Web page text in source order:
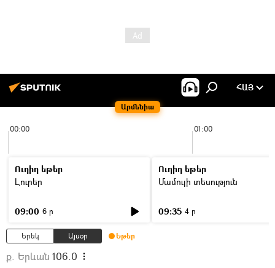
Արմենիա
ՀԱՅ
00:00 01:00
Ուղիղ եթեր
Լուրեր
09:00 6 ր
Ուղիղ եթեր
Մամուլի տեսություն
09:35 4 ր
Երեկ Այսօր Եթեր
ք. Երևան 106.0